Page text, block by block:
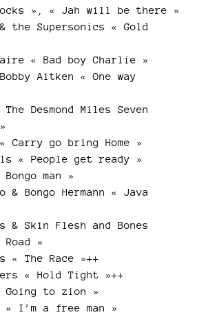
», « Jah will be there »
& the Supersonics « Gold
« Bad boy Charlie »
Aitken « One way
Desmond Miles Seven
Carry go bring Home »
« People get ready »
man »
& Bongo Hermann « Java
Skin Flesh and Bones
Road »
« The Race »++
« Hold Tight »++
Going to zion »
« I’m a free man »